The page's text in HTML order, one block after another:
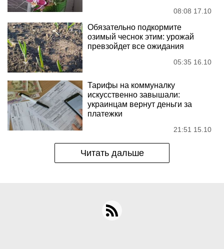
08:08 17.10
Обязательно подкормите
озимый чеснок этим: урожай
превзойдет все ожидания
05:35 16.10
Тарифы на коммуналку
искусственно завышали:
украинцам вернут деньги за
платежки
21:51 15.10
Читать дальше